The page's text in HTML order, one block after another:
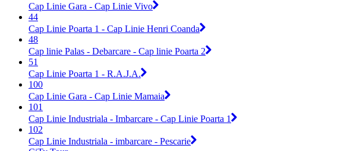
Cap Linie Gara - Cap Linie Vivo
44
Cap Linie Poarta 1 - Cap Linie Henri Coanda
48
Cap linie Palas - Debarcare - Cap linie Poarta 2
51
Cap Linie Poarta 1 - R.A.J.A.
100
Cap Linie Gara - Cap Linie Mamaia
101
Cap Linie Industriala - Imbarcare - Cap Linie Poarta 1
102
Cap Linie Industriala - imbarcare - Pescarie